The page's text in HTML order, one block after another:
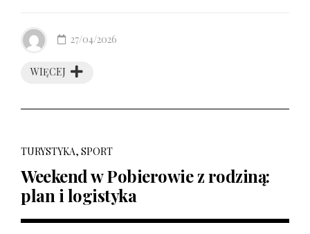
WIĘCEJ
27/04/2026
TURYSTYKA, SPORT
Weekend w Pobierowie z rodziną:
plan i logistyka